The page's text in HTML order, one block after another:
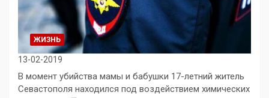
ЖИЗНЬ
13-02-2019
В момент убийства мамы и бабушки 17-летний житель
Севастополя находился под воздействием химических